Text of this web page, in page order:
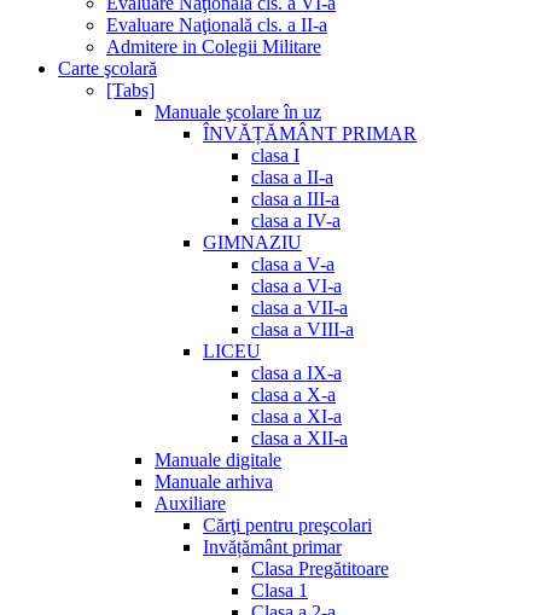
Evaluare Naţională cls. a II-a
Admitere in Colegii Militare
Carte şcolară
[Tabs]
Manuale şcolare în uz
ÎNVĂȚĂMÂNT PRIMAR
clasa I
clasa a II-a
clasa a III-a
clasa a IV-a
GIMNAZIU
clasa a V-a
clasa a VI-a
clasa a VII-a
clasa a VIII-a
LICEU
clasa a IX-a
clasa a X-a
clasa a XI-a
clasa a XII-a
Manuale digitale
Manuale arhiva
Auxiliare
Cărţi pentru preşcolari
Invățământ primar
Clasa Pregătitoare
Clasa 1